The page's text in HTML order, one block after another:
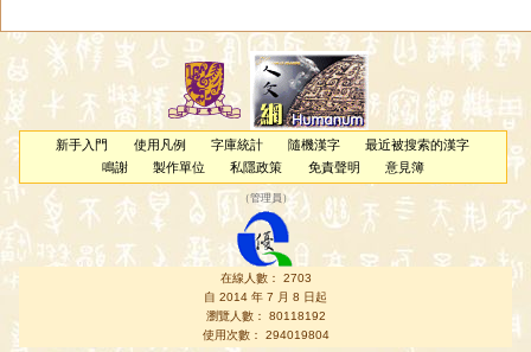
新手入門 使用凡例 字庫統計 隨機漢字
最近被搜索的漢字
鳴謝
製作單位 私隱政策 免責聲明 意見簿
（管理員 ）
在線人數： 2703
自 2014 年 7 月 8 日起
瀏覽人數： 80118192
使用次數： 294019804